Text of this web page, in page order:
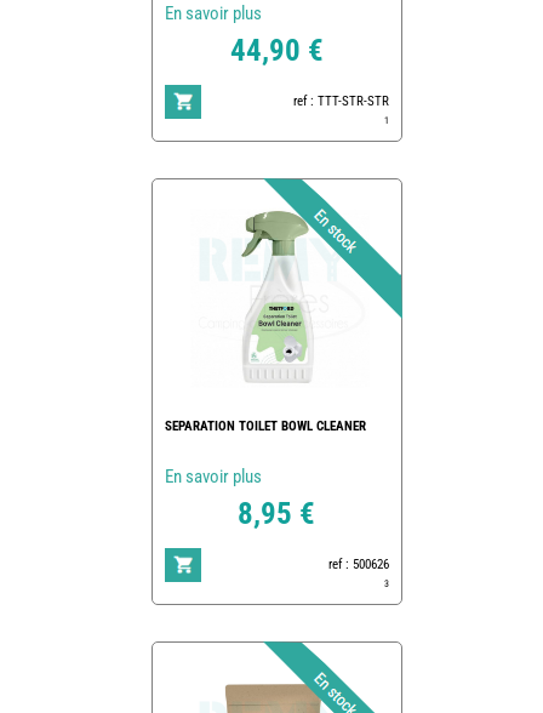
En savoir plus
44,90 €
ref : TTT-STR-STR
1
SEPARATION TOILET BOWL CLEANER
En savoir plus
8,95 €
ref : 500626
3